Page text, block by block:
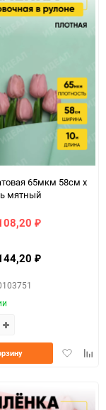
65мкм 58см х
мятный
₽
₽
Добавить